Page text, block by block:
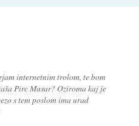
internetnim trolom, te bom
Pirc Musar? Oziroma kaj je
s tem poslom ima urad